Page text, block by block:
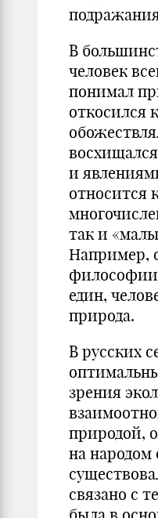
В
человек
понимал
откосился
и
относится
так и
Например,
философии
един,
природа.
В русских
зрения
природой,
на народом
связано с